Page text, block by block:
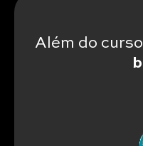
Além do